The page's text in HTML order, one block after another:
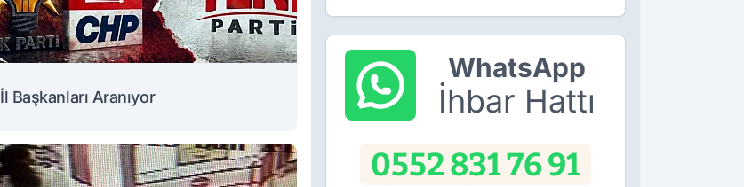
İl Başkanları Aranıyor
WhatsApp
İhbar Hattı
0552 831 76 91